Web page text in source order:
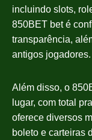
incluindo slots,
850BET bet é
transparência,
antigos jogadores.
Além disso, o
lugar, com total
oferece diversos
boleto e carteiras